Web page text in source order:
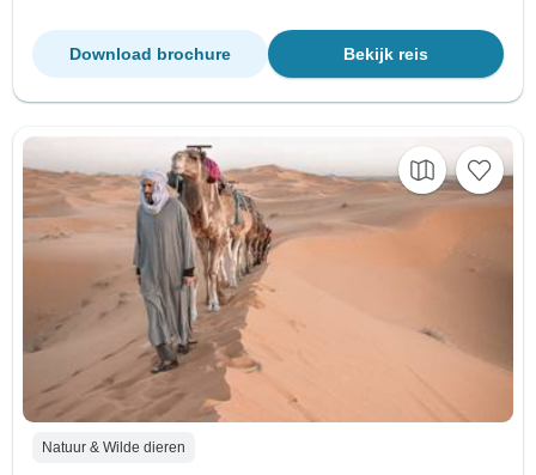
Bekijk reis
Download brochure
Natuur & Wilde dieren